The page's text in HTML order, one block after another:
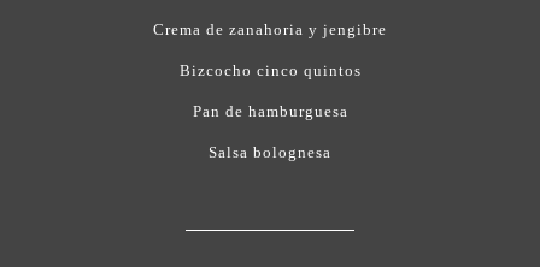
Crema de zanahoria y jengibre
Bizcocho cinco quintos
Pan de hamburguesa
Salsa bolognesa